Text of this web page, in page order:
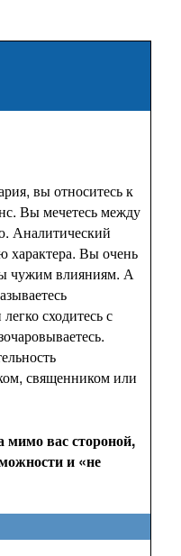
вы относитесь к
Вы мечетесь между
Аналитический
характера. Вы очень
чужим влияниям. А
сходитесь с
священником или
вас стороной,
и «не